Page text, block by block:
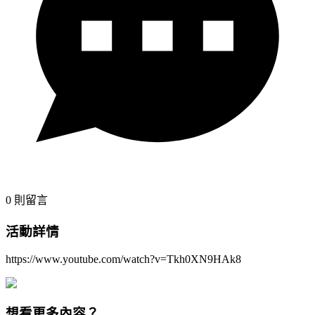
0 則留言
活動詳情
https://www.youtube.com/watch?v=Tkh0XN9HAk8